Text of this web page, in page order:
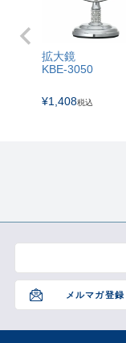
拡大鏡
KBE-3050
¥1,408税込
メルマガ登録